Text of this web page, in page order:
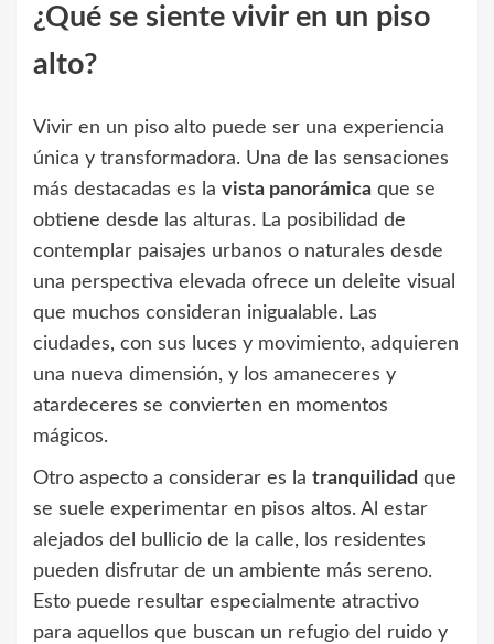
¿Qué se siente vivir en un piso
alto?
Vivir en un piso alto puede ser una experiencia
única y transformadora. Una de las sensaciones
más destacadas es la vista panorámica que se
obtiene desde las alturas. La posibilidad de
contemplar paisajes urbanos o naturales desde
una perspectiva elevada ofrece un deleite visual
que muchos consideran inigualable. Las
ciudades, con sus luces y movimiento, adquieren
una nueva dimensión, y los amaneceres y
atardeceres se convierten en momentos
mágicos.
Otro aspecto a considerar es la tranquilidad que
se suele experimentar en pisos altos. Al estar
alejados del bullicio de la calle, los residentes
pueden disfrutar de un ambiente más sereno.
Esto puede resultar especialmente atractivo
para aquellos que buscan un refugio del ruido y